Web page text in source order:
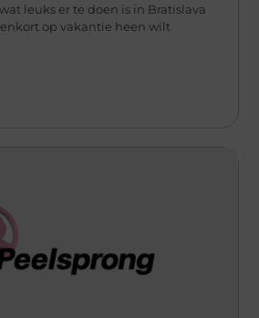
leuks er te doen is in Bratislava
op vakantie heen wilt